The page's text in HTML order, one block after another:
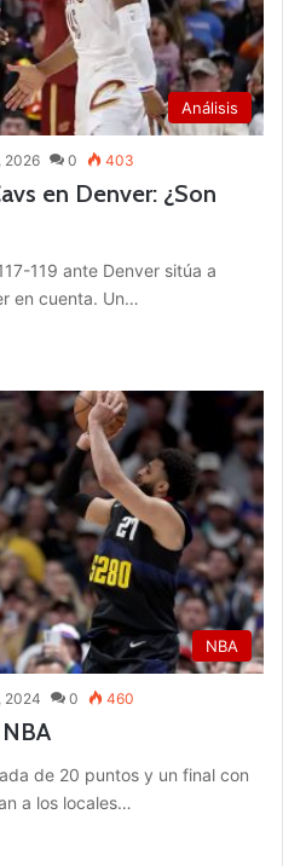
Análisis
2026 0 403
en Denver: ¿Son
119 ante Denver sitúa a
en cuenta. Un…
NBA
2024 0 460
de 20 puntos y un final con
a los locales…